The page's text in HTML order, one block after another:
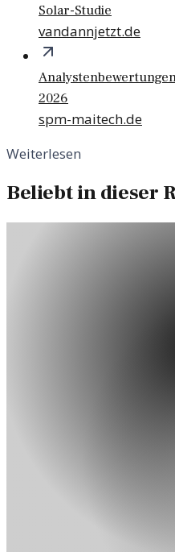
Solar-Studie
vandannjetzt.de
2026
spm-maitech.de
Weiterlesen
Beliebt in dieser